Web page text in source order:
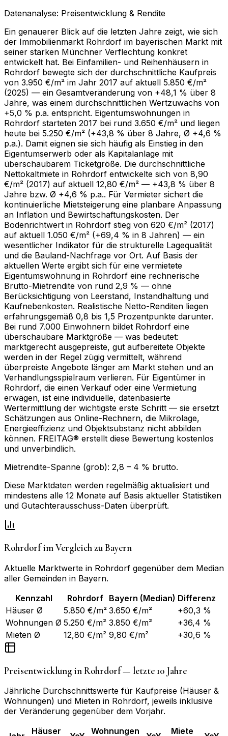
Datenanalyse: Preisentwicklung & Rendite
Ein genauerer Blick auf die letzten Jahre zeigt, wie sich
der Immobilienmarkt Rohrdorf im bayerischen Markt mit
seiner starken Münchner Verflechtung konkret
entwickelt hat. Bei Einfamilien- und Reihenhäusern in
Rohrdorf bewegte sich der durchschnittliche Kaufpreis
von 3.950 €/m² im Jahr 2017 auf aktuell 5.850 €/m²
(2025) — ein Gesamtveränderung von +48,1 % über 8
Jahre, was einem durchschnittlichen Wertzuwachs von
+5,0 % p.a. entspricht. Eigentumswohnungen in
Rohrdorf starteten 2017 bei rund 3.650 €/m² und liegen
heute bei 5.250 €/m² (+43,8 % über 8 Jahre, Ø +4,6 %
p.a.). Damit eignen sie sich häufig als Einstieg in den
Eigentumserwerb oder als Kapitalanlage mit
überschaubarem Ticketgröße. Die durchschnittliche
Nettokaltmiete in Rohrdorf entwickelte sich von 8,90
€/m² (2017) auf aktuell 12,80 €/m² — +43,8 % über 8
Jahre bzw. Ø +4,6 % p.a.. Für Vermieter sichert die
kontinuierliche Mietsteigerung eine planbare Anpassung
an Inflation und Bewirtschaftungskosten. Der
Bodenrichtwert in Rohrdorf stieg von 620 €/m² (2017)
auf aktuell 1.050 €/m² (+69,4 % in 8 Jahren) — ein
wesentlicher Indikator für die strukturelle Lagequalität
und die Bauland-Nachfrage vor Ort. Auf Basis der
aktuellen Werte ergibt sich für eine vermietete
Eigentumswohnung in Rohrdorf eine rechnerische
Brutto-Mietrendite von rund 2,9 % — ohne
Berücksichtigung von Leerstand, Instandhaltung und
Kaufnebenkosten. Realistische Netto-Renditen liegen
erfahrungsgemäß 0,8 bis 1,5 Prozentpunkte darunter.
Bei rund 7.000 Einwohnern bildet Rohrdorf eine
überschaubare Marktgröße — was bedeutet:
marktgerecht ausgepreiste, gut aufbereitete Objekte
werden in der Regel zügig vermittelt, während
überpreiste Angebote länger am Markt stehen und an
Verhandlungsspielraum verlieren. Für Eigentümer in
Rohrdorf, die einen Verkauf oder eine Vermietung
erwägen, ist eine individuelle, datenbasierte
Wertermittlung der wichtigste erste Schritt — sie ersetzt
Schätzungen aus Online-Rechnern, die Mikrolage,
Energieeffizienz und Objektsubstanz nicht abbilden
können. FREITAG® erstellt diese Bewertung kostenlos
und unverbindlich.
Mietrendite-Spanne (grob): 2,8 – 4 % brutto.
Diese Marktdaten werden regelmäßig aktualisiert und
mindestens alle 12 Monate auf Basis aktueller Statistiken
und Gutachterausschuss-Daten überprüft.
Rohrdorfim Vergleich zuBayern
Aktuelle Marktwerte in Rohrdorf gegenüber dem Median
aller Gemeinden in Bayern.
Kennzahl
Rohrdorf Bayern (Median) Differenz
Häuser Ø
5.850 €/m² 3.650 €/m²
+60,3 %
Wohnungen Ø 5.250 €/m² 3.850 €/m²
+36,4 %
Mieten Ø
12,80 €/m² 9,80 €/m² +30,6 %
Preisentwicklung inRohrdorf— letzte 10 Jahre
Jährliche Durchschnittswerte für Kaufpreise (Häuser &
Wohnungen) und Mieten in Rohrdorf, jeweils inklusive
der Veränderung gegenüber dem Vorjahr.
Häuser
Wohnungen
Miete